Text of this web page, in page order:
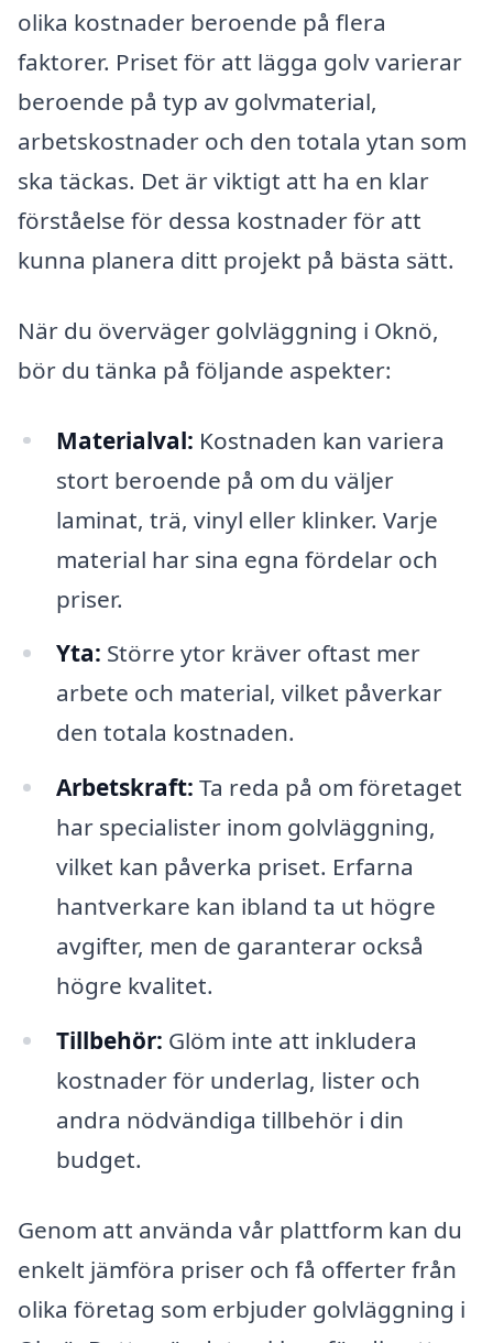
olika kostnader beroende på flera
faktorer. Priset för att lägga golv varierar
beroende på typ av golvmaterial,
arbetskostnader och den totala ytan som
ska täckas. Det är viktigt att ha en klar
förståelse för dessa kostnader för att
kunna planera ditt projekt på bästa sätt.
När du överväger golvläggning i Oknö,
bör du tänka på följande aspekter:
Materialval: Kostnaden kan variera
stort beroende på om du väljer
laminat, trä, vinyl eller klinker. Varje
material har sina egna fördelar och
priser.
Yta: Större ytor kräver oftast mer
arbete och material, vilket påverkar
den totala kostnaden.
Arbetskraft: Ta reda på om företaget
har specialister inom golvläggning,
vilket kan påverka priset. Erfarna
hantverkare kan ibland ta ut högre
avgifter, men de garanterar också
högre kvalitet.
Tillbehör: Glöm inte att inkludera
kostnader för underlag, lister och
andra nödvändiga tillbehör i din
budget.
Genom att använda vår plattform kan du
enkelt jämföra priser och få offerter från
olika företag som erbjuder golvläggning i